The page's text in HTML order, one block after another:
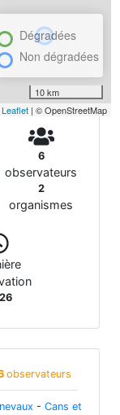
Dégradées
Non dégradées
10 km
Leaflet | © OpenStreetMap
6
observateurs
2
organismes
observateurs
- Cans et